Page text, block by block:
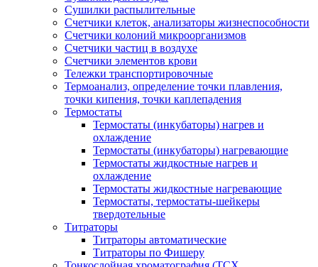
Сушилки распылительные
Счетчики клеток, анализаторы жизнеспособности
Счетчики колоний микроорганизмов
Счетчики частиц в воздухе
Счетчики элементов крови
Тележки транспортировочные
Термоанализ, определение точки плавления,
точки кипения, точки каплепадения
Термостаты
Термостаты (инкубаторы) нагрев и
охлаждение
Термостаты (инкубаторы) нагревающие
Термостаты жидкостные нагрев и
охлаждение
Термостаты жидкостные нагревающие
Термостаты, термостаты-шейкеры
твердотельные
Титраторы
Титраторы автоматические
Титраторы по Фишеру